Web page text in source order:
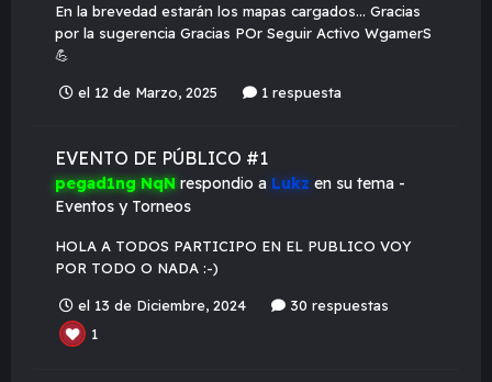
En la brevedad estarán los mapas cargados... Gracias
por la sugerencia Gracias POr Seguir Activo WgamerS
💪
el 12 de Marzo, 2025 1 respuesta
EVENTO DE PÚBLICO #1
pegad1ng NqNrespondio a Lukz en su tema -
Eventos y Torneos
HOLA A TODOS PARTICIPO EN EL PUBLICO VOY
POR TODO O NADA :-)
el 13 de Diciembre, 2024
30 respuestas
1